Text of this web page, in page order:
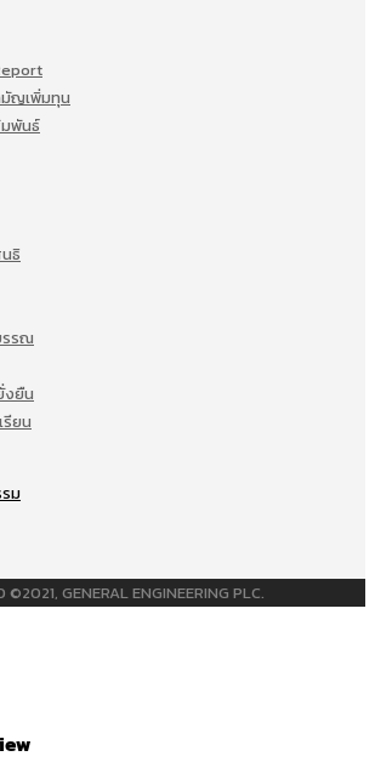
ญเพิ่มทุน
พันธ์
ธิ
รรณ
งยืน
ยน
ม
©2021, GENERAL ENGINEERING PLC.